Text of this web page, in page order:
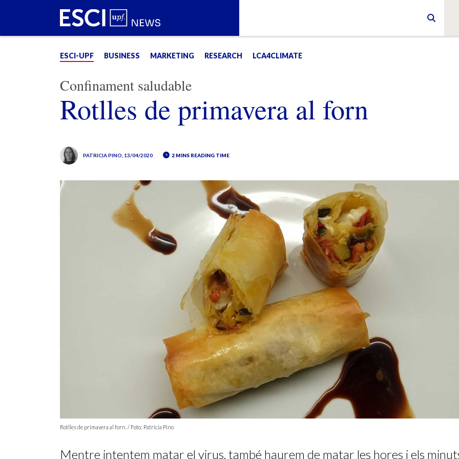
ESCI-UPF BUSINESS MARKETING RESEARCH LCA4CLIMATE
Confinament saludable
Rotlles de primavera al forn
PATRICIA PINO , 13/04/2020 2 MINS READING TIME
Rotlles de primavera al forn. / Foto: Patricia Pino
Mentre intentem matar el virus, també haurem de matar les hores i els